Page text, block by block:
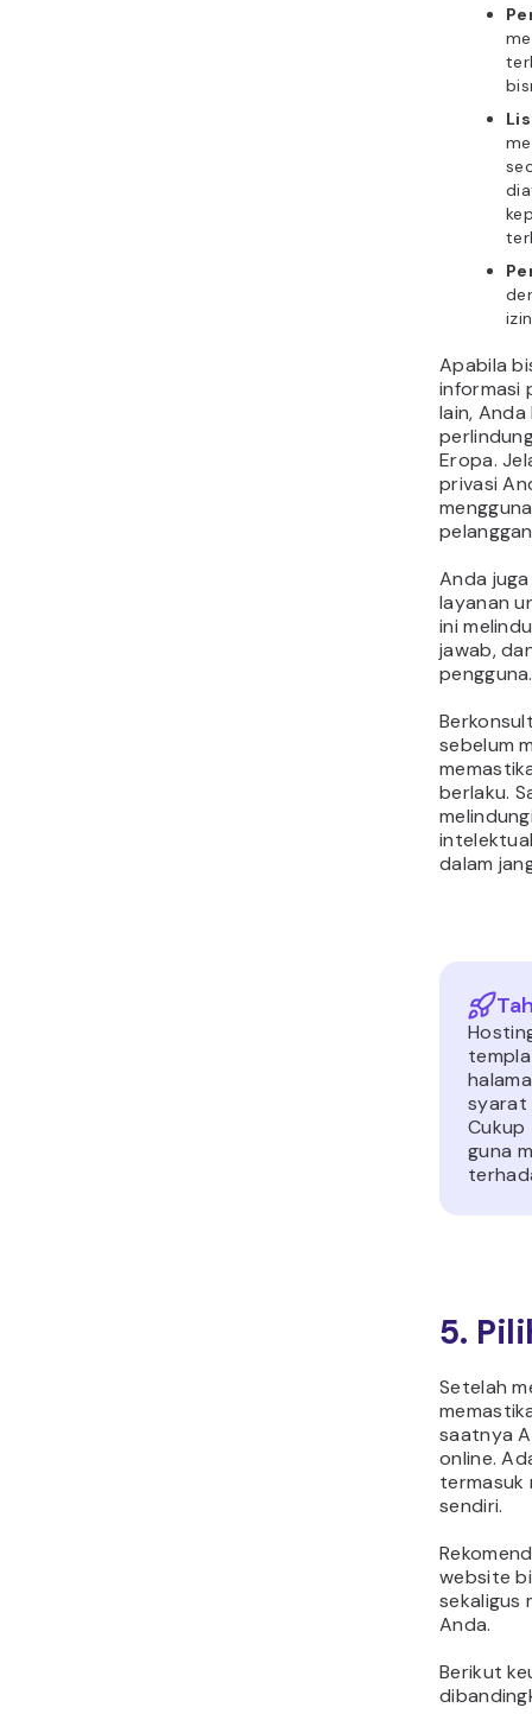
Apabila
informasi
lain,
Eropa.
privasi
Anda
layanan
ini
jawab,
pengguna.
sebelum
berlaku.
dalam
syarat
Cukup
guna
5.
Setelah
saatnya
online.
termasuk
sendiri.
website
sekaligus
Anda.
Berikut